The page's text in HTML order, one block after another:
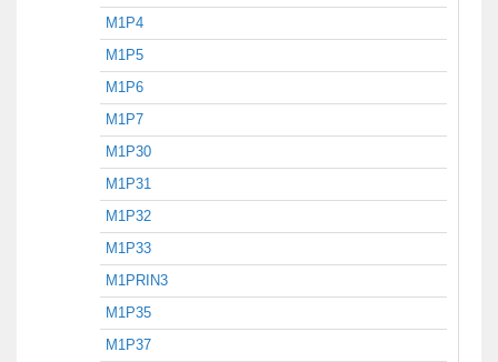
M1P4
M1P5
M1P6
M1P7
M1P30
M1P31
M1P32
M1P33
M1PRIN3
M1P35
M1P37